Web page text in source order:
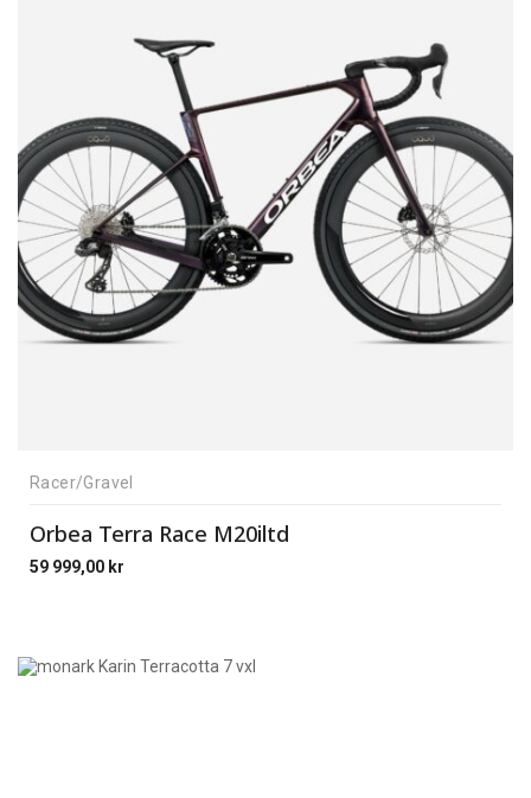
Racer/Gravel
Orbea Terra Race M20iltd
59 999,00 kr